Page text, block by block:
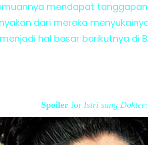
mendapat
dari mereka
menjadi hal besar berikutnya di
Spoiler for Istri sang Dokter: